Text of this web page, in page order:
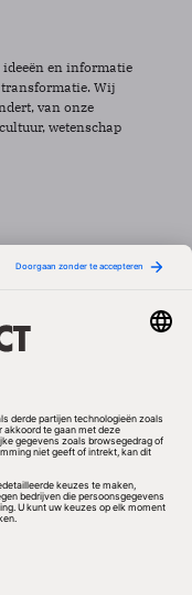
ideeën en informatie
transformatie. Wij
van onze
wetenschap